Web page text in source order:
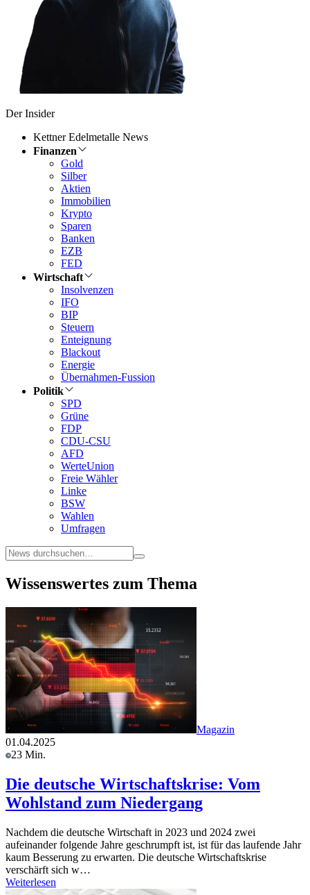
Der Insider
Kettner Edelmetalle News
Finanzen
Gold
Silber
Aktien
Immobilien
Krypto
Sparen
Banken
EZB
FED
Wirtschaft
Insolvenzen
IFO
BIP
Steuern
Enteignung
Blackout
Energie
Übernahmen-Fussion
Politik
SPD
Grüne
FDP
CDU-CSU
AFD
WerteUnion
Freie Wähler
Linke
BSW
Wahlen
Umfragen
Wissenswertes zum Thema
Magazin
01.04.2025
23 Min.
Die deutsche Wirtschaftskrise: Vom
Wohlstand zum Niedergang
Nachdem die deutsche Wirtschaft in 2023 und 2024 zwei
aufeinander folgende Jahre geschrumpft ist, ist für das laufende Jahr
kaum Besserung zu erwarten. Die deutsche Wirtschaftskrise
verschärft sich w…
Weiterlesen